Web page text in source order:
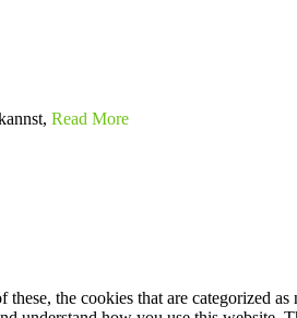
Read More
the cookies that are categorized